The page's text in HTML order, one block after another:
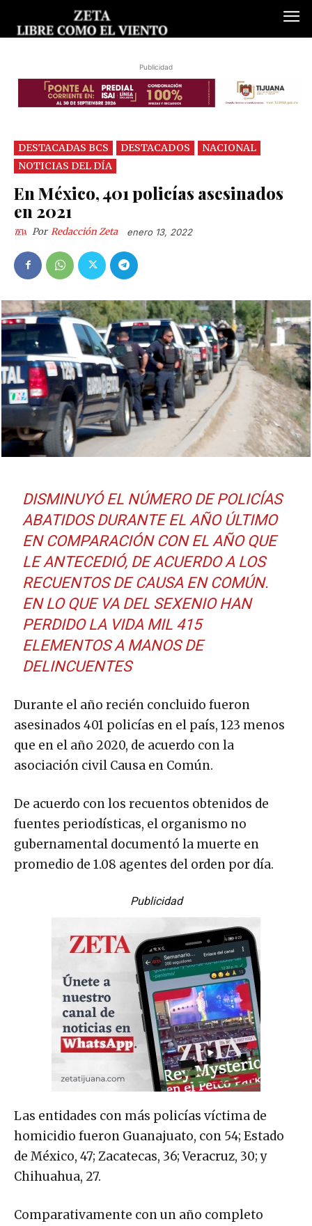
Publicidad
DESTACADAS BCS DESTACADOS
NACIONAL
NOTICIAS DEL DÍA
En México, 401 policías asesinados
en 2021
Por Redacción Zeta enero 13, 2022
DISMINUYÓ EL NÚMERO DE POLICÍAS
ABATIDOS DURANTE EL AÑO ÚLTIMO
EN COMPARACIÓN CON EL AÑO QUE
LE ANTECEDIÓ, DE ACUERDO A LOS
RECUENTOS DE CAUSA EN COMÚN.
EN LO QUE VA DEL SEXENIO HAN
PERDIDO LA VIDA MIL 415
ELEMENTOS A MANOS DE
DELINCUENTES
Durante el año recién concluido fueron
asesinados 401 policías en el país, 123 menos
que en el año 2020, de acuerdo con la
asociación civil Causa en Común.
De acuerdo con los recuentos obtenidos de
fuentes periodísticas, el organismo no
gubernamental documentó la muerte en
promedio de 1.08 agentes del orden por día.
Publicidad
Las entidades con más policías víctima de
homicidio fueron Guanajuato, con 54; Estado
de México, 47; Zacatecas, 36; Veracruz, 30; y
Chihuahua, 27.
Comparativamente con un año completo